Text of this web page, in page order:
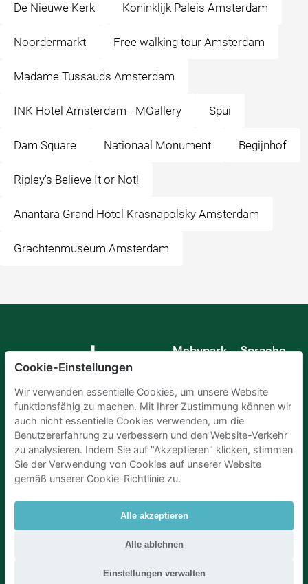
De Nieuwe Kerk Koninklijk Paleis Amsterdam
Noordermarkt Free walking tour Amsterdam
Madame Tussauds Amsterdam
INK Hotel Amsterdam - MGallery Spui
Dam Square Nationaal Monument Begijnhof
Ripley's Believe It or Not!
Anantara Grand Hotel Krasnapolsky Amsterdam
Grachtenmuseum Amsterdam
Mobypark
Sprache
Spanisch
Französisch
Italienisch
Niederländisch
Parkplaetze Amsterdam|Parkeren Brussel
Parken Flughafen Zuerich|Parken flughafen amsterdam
Cookie-Einstellungen
Wir verwenden essentielle Cookies, um unsere Website
funktionsfähig zu machen. Mit Ihrer Zustimmung können wir
auch nicht essentielle Cookies verwenden, um die
Benutzererfahrung zu verbessern und den Website-Verkehr
zu analysieren. Indem Sie auf "Akzeptieren" klicken, stimmen
Sie der Verwendung von Cookies auf unserer Website
gemäß unserer Cookie-Richtlinie zu.
Alle akzeptieren
Alle ablehnen
Einstellungen verwalten